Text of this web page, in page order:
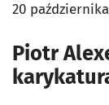
20
Piotr